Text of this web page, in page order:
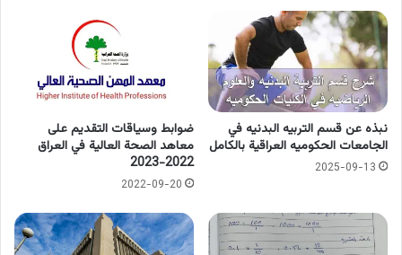
نبذه عن قسم التربيه البدنيه في
الجامعات الحكوميه العراقية بالكامل
2025-09-13
ضوابط وسياقات التقديم على
معاهد الصحة العالية في العراق
2022-2023
2022-09-20